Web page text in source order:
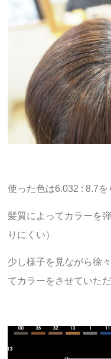
使った色は6.032 : 8.7を
髪質によってカラーを
りにくい）
少し様子を見ながら徐
てカラーをさせていた